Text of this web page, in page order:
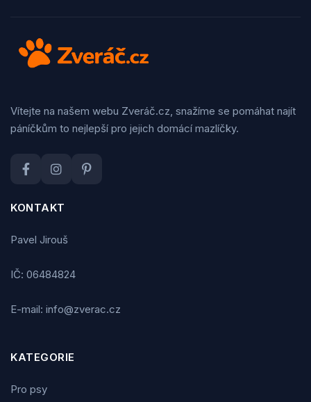
Vítejte na našem webu Zveráč.cz, snažíme se pomáhat najít
páníčkům to nejlepší pro jejich domácí mazlíčky.
KONTAKT
Pavel Jirouš
IČ: 06484824
E-mail: info@zverac.cz
KATEGORIE
Pro psy